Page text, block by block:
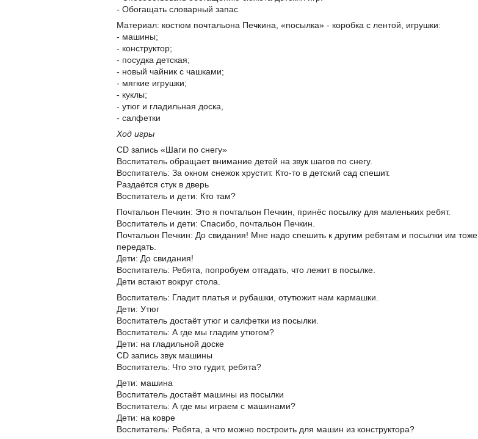
- Обогащать словарный запас
Материал: костюм почтальона Печкина, «посылка» - коробка с лентой, игрушки:
- машины;
- конструктор;
- посудка детская;
- новый чайник с чашками;
- мягкие игрушки;
- куклы;
- утюг и гладильная доска,
- салфетки
Ход игры
CD запись «Шаги по снегу»
Воспитатель обращает внимание детей на звук шагов по снегу.
Воспитатель: За окном снежок хрустит. Кто-то в детский сад спешит.
Раздаётся стук в дверь
Воспитатель и дети: Кто там?
Почтальон Печкин: Это я почтальон Печкин, принёс посылку для маленьких ребят.
Воспитатель и дети: Спасибо, почтальон Печкин.
Почтальон Печкин: До свидания! Мне надо спешить к другим ребятам и посылки им тоже
передать.
Дети: До свидания!
Воспитатель: Ребята, попробуем отгадать, что лежит в посылке.
Дети встают вокруг стола.
Воспитатель: Гладит платья и рубашки, отутюжит нам кармашки.
Дети: Утюг
Воспитатель достаёт утюг и салфетки из посылки.
Воспитатель: А где мы гладим утюгом?
Дети: на гладильной доске
CD запись звук машины
Воспитатель: Что это гудит, ребята?
Дети: машина
Воспитатель достаёт машины из посылки
Воспитатель: А где мы играем с машинами?
Дети: на ковре
Воспитатель: Ребята, а что можно построить для машин из конструктора?